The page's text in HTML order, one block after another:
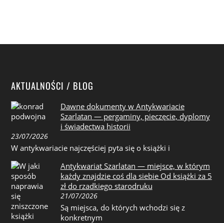
AKTUALNOŚCI / BLOG
Dawne dokumenty w Antykwariacie
Szarlatan — pergaminy, pieczęcie, dyplomy
i świadectwa historii
23/07/2026
W antykwariacie najczęściej pyta się o książki i
Antykwariat Szarlatan — miejsce, w którym
każdy znajdzie coś dla siebie Od książki za 5
zł do rzadkiego starodruku
21/07/2026
Są miejsca, do których wchodzi się z
konkretnym